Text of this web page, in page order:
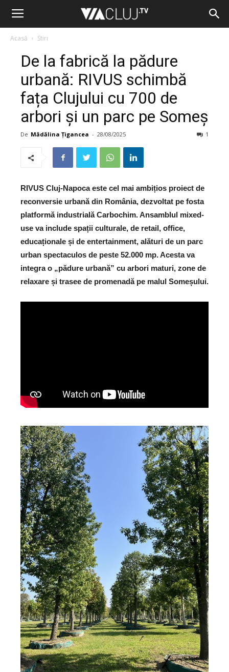
Acasă Stiri
De la fabrică la pădure
urbană: RIVUS schimbă
fața Clujului cu 700 de
arbori și un parc pe Someș
De Mădălina Țigancea - 28/08/2025 1
RIVUS Cluj-Napoca este cel mai ambițios proiect de
reconversie urbană din România, dezvoltat pe fosta
platformă industrială Carbochim. Ansamblul mixed-
use va include spații culturale, de retail, office,
educaționale și de entertainment, alături de un parc
urban spectaculos de peste 52.000 mp. Acesta va
integra o „pădure urbană” cu arbori maturi, zone de
relaxare și trasee de promenadă pe malul Someșului.